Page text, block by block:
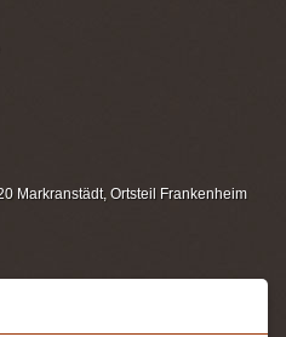
Markranstädt, Ortsteil Frankenheim